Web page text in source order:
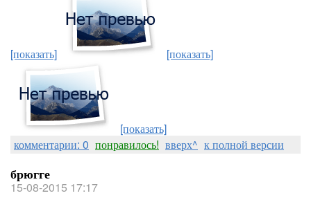
[показать] [показать]
[показать]
комментарии: 0 понравилось! вверх^ к полной версии
брюгге
15-08-2015 17:17